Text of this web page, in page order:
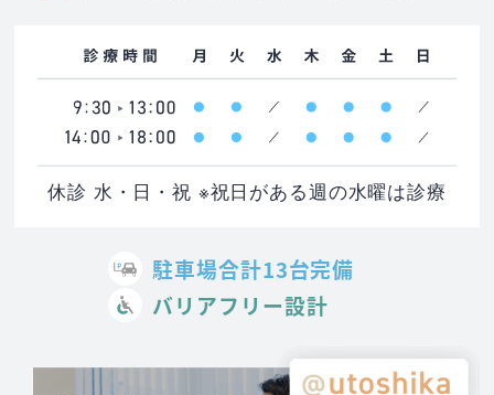
休診 水・日・祝 ※祝日がある週の水曜は診療
駐車場合計13台完備
バリアフリー設計